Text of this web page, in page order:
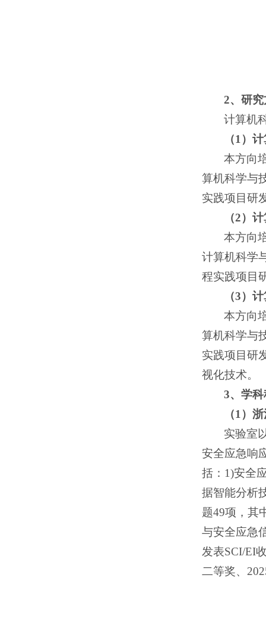
2、研
计算机
（1）
本方向
算机科学与
实践项目研
（2）
本方向
计算机科学
程实践项目
（3）
本方向
算机科学与
实践项目研
视化技术。
3、学
（1）
实验室
安全应急响
括：1)安全
据智能分析
题49项，其
与安全应急
发表SCI/EI
二等奖、